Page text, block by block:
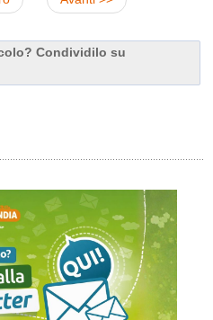
Condividilo su